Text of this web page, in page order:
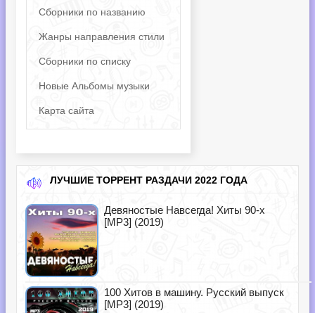
Сборники по названию
Жанры направления стили
Сборники по списку
Новые Альбомы музыки
Карта сайта
ЛУЧШИЕ ТОРРЕНТ РАЗДАЧИ 2022 ГОДА
Девяностые Навсегда! Хиты 90-х
[MP3] (2019)
100 Хитов в машину. Русский выпуск
[MP3] (2019)